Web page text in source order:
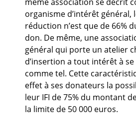
organisme d’intérêt général,
réduction n’est que de 66%
don. De même, une
général qui porte un atelier
d’insertion a tout intérêt à
comme tel. Cette
effet à ses donateurs la
leur IFI de 75% du montant
la limite de 50 000 euros.